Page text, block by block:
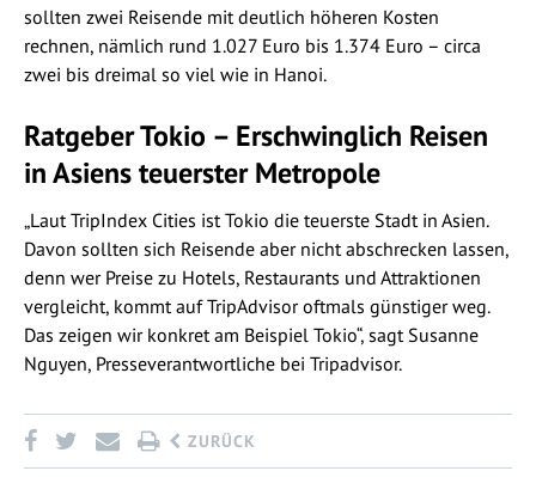
sollten zwei Reisende mit deutlich höheren Kosten
rechnen, nämlich rund 1.027 Euro bis 1.374 Euro – circa
zwei bis dreimal so viel wie in Hanoi.
Ratgeber Tokio – Erschwinglich Reisen
in Asiens teuerster Metropole
„Laut TripIndex Cities ist Tokio die teuerste Stadt in Asien.
Davon sollten sich Reisende aber nicht abschrecken lassen,
denn wer Preise zu Hotels, Restaurants und Attraktionen
vergleicht, kommt auf TripAdvisor oftmals günstiger weg.
Das zeigen wir konkret am Beispiel Tokio“, sagt Susanne
Nguyen, Presseverantwortliche bei Tripadvisor.
ZURÜCK